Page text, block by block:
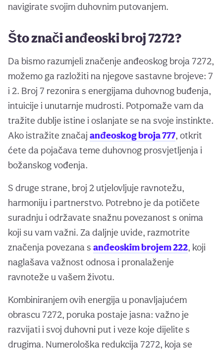
navigirate svojim duhovnim putovanjem.
Što znači anđeoski broj 7272?
Da bismo razumjeli značenje anđeoskog broja 7272,
možemo ga razložiti na njegove sastavne brojeve: 7
i 2. Broj 7 rezonira s energijama duhovnog buđenja,
intuicije i unutarnje mudrosti. Potpomaže vam da
tražite dublje istine i oslanjate se na svoje instinkte.
Ako istražite značaj anđeoskog broja 777, otkrit
ćete da pojačava teme duhovnog prosvjetljenja i
božanskog vođenja.
S druge strane, broj 2 utjelovljuje ravnotežu,
harmoniju i partnerstvo. Potrebno je da potičete
suradnju i održavate snažnu povezanost s onima
koji su vam važni. Za daljnje uvide, razmotrite
značenja povezana s anđeoskim brojem 222, koji
naglašava važnost odnosa i pronalaženje
ravnoteže u vašem životu.
Kombiniranjem ovih energija u ponavljajućem
obrascu 7272, poruka postaje jasna: važno je
razvijati i svoj duhovni put i veze koje dijelite s
drugima. Numerološka redukcija 7272, koja se